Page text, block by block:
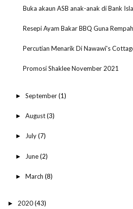
Buka akaun ASB anak-anak di Bank
Resepi Ayam Bakar BBQ Guna
Percutian Menarik Di Nawawi's
Promosi Shaklee November 2021
► September(1)
► August(3)
► July(7)
► June(2)
► March (8)
► 2020(43)